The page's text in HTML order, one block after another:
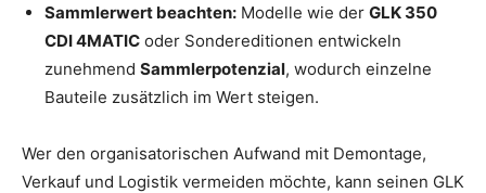
Sammlerwert beachten: Modelle wie der GLK 350
CDI 4MATIC oder Sondereditionen entwickeln
zunehmend Sammlerpotenzial, wodurch einzelne
Bauteile zusätzlich im Wert steigen.
Wer den organisatorischen Aufwand mit Demontage,
Verkauf und Logistik vermeiden möchte, kann seinen GLK